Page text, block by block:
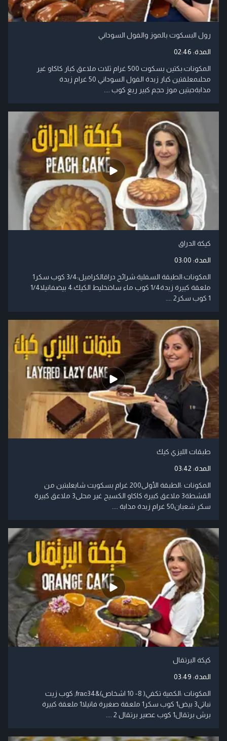
رول البسكوت بالموز والفول السوداني
المدة: 02:46
المكونات:بكتين بسكوت 500 غرام ثلاث ملاعق كبار كاكاو غير
محلىمعلقتين كبار زبدة الفول السوداني 50 غرام زبدة
مذابةحبتين موز حجم كبير ربع كوب ....
كيكة الدراق
المدة: 03:00
​المكونات:​الطبقة السفلية:​شرائح دراق​الكراميل:​3/4 كوب سكر​1
ملعقة كبيرة زبدة​1/4 كوب ماء ساخن​خليط الكيك:​4 بيض​فانيلا​1/4
1 كوب سكر​2 ....
طبقات الليزي كيك
المدة: 03:42
المكونات :الطبقة الأولى200 غرام بسكويت شايعلبتين من
القشطة3 ملاعق كبيرة كاكاو الكسيح غير محلى3 ملاعق كبيرة
سكر شعبان50 غرام زبدة مذابة ....
كيكة البرتقال
المدة: 03:49
المكونات :الكمية تكفي( 8- 10 اشخاص)&frac34; كوب زيت
نباتي3 بيض1 كوب سكر1 ملعقة صغيرة فانيلا1 ملعقة كبيرة
برش برتقال1 كوب عصير برتقال 2 ....